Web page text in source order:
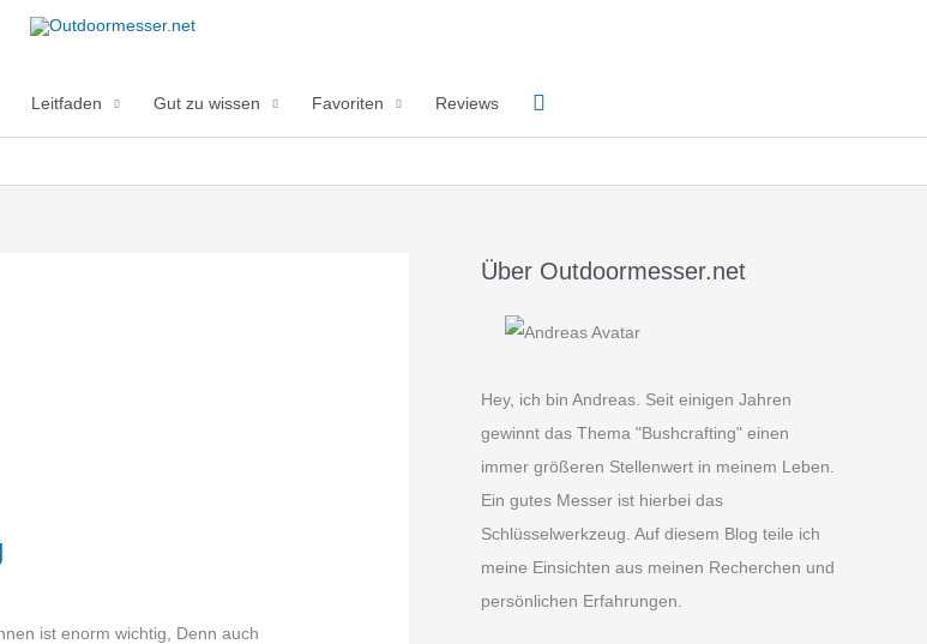
Leitfaden Gut zu wissen Favoriten Reviews Suchen
ist enorm wichtig, Denn auch
Über Outdoormesser.net
Hey, ich bin Andreas. Seit einigen Jahren
gewinnt das Thema "Bushcrafting" einen
immer größeren Stellenwert in meinem Leben.
Ein gutes Messer ist hierbei das
Schlüsselwerkzeug. Auf diesem Blog teile ich
meine Einsichten aus meinen Recherchen und
persönlichen Erfahrungen.